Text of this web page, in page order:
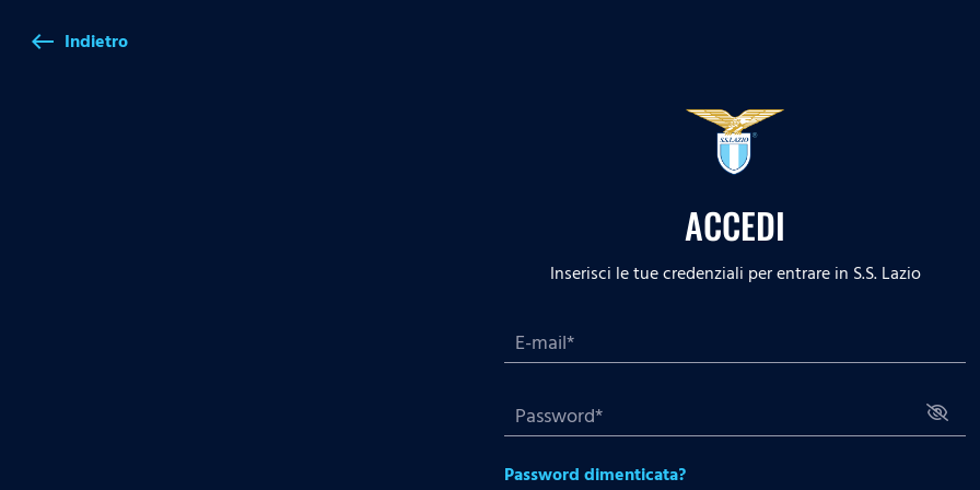
west Indietro
ACCEDI
Inserisci le tue credenziali per entrare in S.S. Lazio
Password dimenticata?